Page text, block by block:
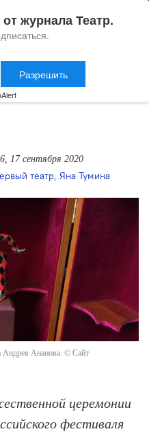
17 сентября 2020
театр, Яна Тумина
Андрея Ананова. © Сайт
церемонии
фестиваля
журнала Театр.
Разрешить